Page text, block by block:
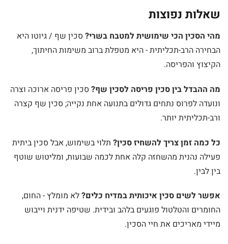
שאלות נפוצות
מהי הסכין הכי שימושית למטבח בשרי? סכין שף / גיוטו היא
הבחירה הרב-תכליתית - היא מטפלת ברוב משימות החיתוך,
הקיצוץ והפריסה.
מה ההבדל בין סכין פריסה לסכין שף? סכין פריסה ארוכה וצרה
ונועדה לפרוס נתחים גדולים בתנועה אחת נקייה; סכין שף קצרה
ורב-תכליתית יותר.
כל כמה זמן צריך להשחיז סכין? תלוי בשימוש, אבל סכין ביתית
פעילה נהנית מהשחזה קלה אחת לכמה שבועות, ומליטוש שוטף
בין לבין.
אפשר לשים סכין איכותית במדיח כלים?לא מומלץ - החום,
החומרים והטלטול פוגעים בלהב ובידית. שטיפה ידנית וייבוש
מיידי מאריכים את חיי הסכין.